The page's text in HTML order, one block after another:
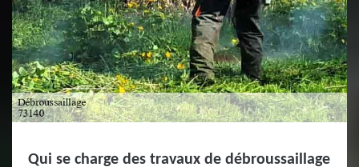
Qui se charge des travaux de débroussaillage